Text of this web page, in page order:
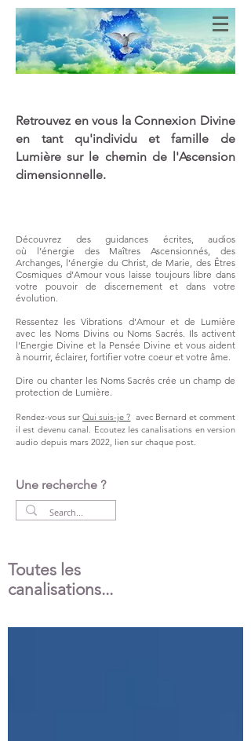
Bien-Aimés
COEURS DE LUMIERE
Retrouvez en vous la Connexion Divine
en tant qu'individu et famille de
Lumière sur le chemin de l'Ascension
dimensionnelle.
Découvrez des guidances écrites, audios
où l’énergie des Maîtres Ascensionnés, des
Archanges, l’énergie du Christ, de Marie, des Êtres
Cosmiques d’Amour vous laisse toujours libre dans
votre pouvoir de discernement et dans votre
évolution.
Ressentez les Vibrations d'Amour et de Lumière
avec les Noms Divins ou Noms Sacrés. Ils activent
l'Energie Divine et la Pensée Divine et vous aident
à nourrir, éclairer, fortifier votre coeur et votre âme.
Dire ou chanter les Noms Sacrés crée un champ de
protection de Lumière.
Rendez-vous surQui suis-je ? avec Bernard et comment
il est devenu canal. Ecoutez les canalisations en version
audio depuis mars 2022, lien sur chaque post.
Une recherche ?
Toutes les
canalisations...